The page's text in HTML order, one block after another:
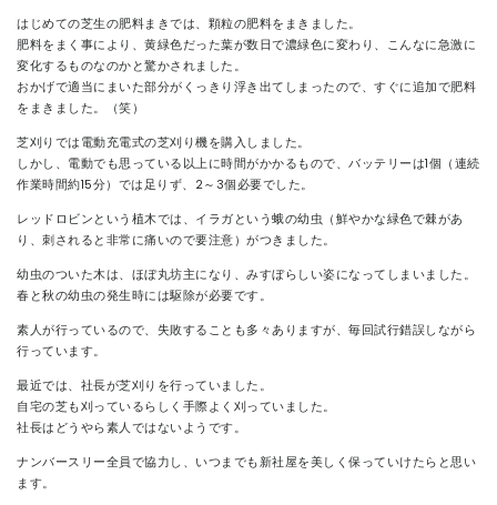
はじめての芝生の肥料まきでは、顆粒の肥料をまきました。
肥料をまく事により、黄緑色だった葉が数日で濃緑色に変わり、こんなに急激に
変化するものなのかと驚かされました。
おかげで適当にまいた部分がくっきり浮き出てしまったので、すぐに追加で肥料
をまきました。（笑）
芝刈りでは電動充電式の芝刈り機を購入しました。
しかし、電動でも思っている以上に時間がかかるもので、バッテリーは1個（連続
作業時間約15分）では足りず、2～3個必要でした。
レッドロビンという植木では、イラガという蛾の幼虫（鮮やかな緑色で棘があ
り、刺されると非常に痛いので要注意）がつきました。
幼虫のついた木は、ほぼ丸坊主になり、みすぼらしい姿になってしまいました。
春と秋の幼虫の発生時には駆除が必要です。
素人が行っているので、失敗することも多々ありますが、毎回試行錯誤しながら
行っています。
最近では、社長が芝刈りを行っていました。
自宅の芝も刈っているらしく手際よく刈っていました。
社長はどうやら素人ではないようです。
ナンバースリー全員で協力し、いつまでも新社屋を美しく保っていけたらと思い
ます。